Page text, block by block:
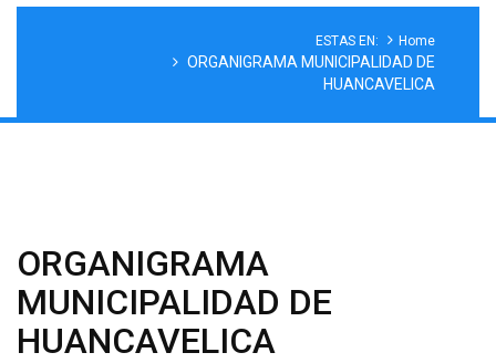
ESTAS EN: Home
ORGANIGRAMA MUNICIPALIDAD DE
HUANCAVELICA
ORGANIGRAMA
MUNICIPALIDAD DE
HUANCAVELICA